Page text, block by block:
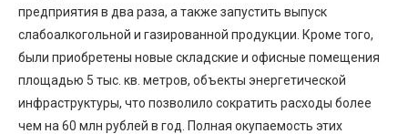
предприятия в два раза, а также запустить выпуск
слабоалкогольной и газированной продукции. Кроме того,
были приобретены новые складские и офисные помещения
площадью 5 тыс. кв. метров, объекты энергетической
инфраструктуры, что позволило сократить расходы более
чем на 60 млн рублей в год. Полная окупаемость этих